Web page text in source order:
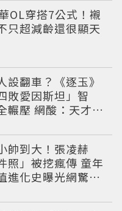
OL穿搭7公式！襯
只超減齡還很顯天
設翻車？《逐玉》
敗愛因斯坦」智
輾壓 網酸：天才全
帥到大！張凌赫
照」被挖瘋傳 童年
進化史曝光網驚：